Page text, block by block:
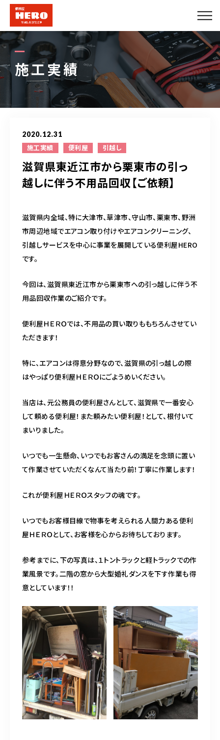
施工実績
2020.12.31
施工実績 便利屋 引越し
滋賀県東近江市から栗東市の引っ
越しに伴う不用品回収【ご依頼】
滋賀県内全域、特に大津市、草津市、守山市、栗東市、野洲
市周辺地域でエアコン取り付けやエアコンクリーニング、
引越しサービスを中心に事業を展開している便利屋HERO
です。
今回は、滋賀県東近江市から栗東市への引っ越しに伴う不
用品回収作業のご紹介です。
便利屋ＨＥＲＯでは、不用品の買い取りももちろんさせてい
ただきます！
特に、エアコンは得意分野なので、滋賀県の引っ越しの際
はやっぱり便利屋ＨＥＲＯにごようめいください。
当店は、元公務員の便利屋さんとして、滋賀県で一番安心
して頼める便利屋！また頼みたい便利屋！として、根付いて
まいりました。
いつでも一生懸命、いつでもお客さんの満足を念頭に置い
て作業させていただくなんて当たり前！丁寧に作業します！
これが便利屋ＨＥＲＯスタッフの魂です。
いつでもお客様目線で物事を考えられる人間力ある便利
屋ＨＥＲＯとして、お客様を心からお待ちしております。
参考までに、下の写真は、１トントラックと軽トラックでの作
業風景です。二階の窓から大型婚礼ダンスを下す作業も得
意としています！！
会社概要
エアコンメニュー
便利屋メニュー
施工実績
法人のお客様
スポットスタッフ募集中
受付時間 08：00～19：00
ご予約はこちら